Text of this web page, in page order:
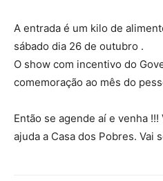
A entrada é um kilo de
sábado dia 26 de outubro .
O show com incentivo do
comemoração ao mês do
Então se agende aí e venha
ajuda a Casa dos Pobres. Vai